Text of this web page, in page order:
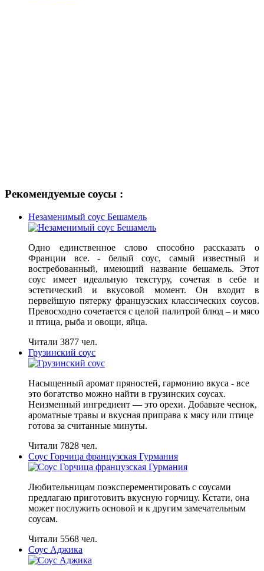
Рекомендуемые соусы :
Незаменимый соус Бешамель
Одно единственное слово способно рассказать о
Франции все. - белый соус, самый известный и
востребованный, имеющий название бешамель. Этот
соус имеет идеальную текстуру, сочетая в себе и
эстетический и вкусовой момент. Он входит в
первейшую пятерку французских классических соусов.
Превосходно сочетается с целой палитрой блюд – и мясо
и птица, рыба и овощи, яйца.
Читали 3877 чел.
Грузинский соус
Насыщенный аромат пряностей, гармонию вкуса - все
это богатство можно найти в грузинских соусах.
Неизменный ингредиент — это орехи. Добавьте чеснок,
ароматные травы и вкусная приправа к мясу или птице
готова за считанные минуты.
Читали 7828 чел.
Соус Горчица французская Гурмания
Любительницам поэксперементировать с соусами
предлагаю приготовить вкусную горчицу. Кстати, она
может послужить основой и к другим замечательным
соусам.
Читали 5568 чел.
Соус Аджика